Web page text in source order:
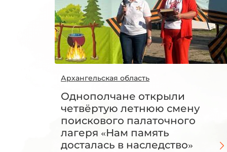
Архангельская область
Однополчане открыли
четвёртую летнюю смену
поискового палаточного
лагеря «Нам память
досталась в наследство»